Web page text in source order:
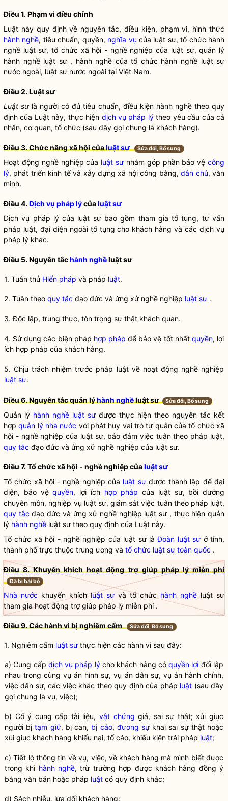
Điều 1. Phạm vi điều chỉnh
Luật này quy định về nguyên tắc, điều kiện, phạm vi, hình thức
hành nghề, tiêu chuẩn, quyền, nghĩa vụ của luật sư, tổ chức hành
nghề luật sư, tổ chức xã hội - nghề nghiệp của luật sư, quản lý
hành nghề luật sư, hành nghề của tổ chức hành nghề luật sư
nước ngoài, luật sư nước ngoài tại Việt Nam.
Điều 2.Luật sư
Luật sưlà người có đủ tiêu chuẩn, điều kiện hành nghềtheo quy
định của Luật này, thực hiện dịch vụ pháp lýtheo yêu cầu của cá
nhân, cơ quan, tổ chức (sau đây gọi chung là khách hàng).
Điều 3. Chức năng xã hội củaluật sư Sửa đổi, Bổ sung
Hoạt động nghề nghiệp của luật sư nhằm góp phần bảo vệcông
lý, phát triển kinh tế và xây dựng xã hội công bằng,dân chủ, văn
minh.
Điều 4.Dịch vụ pháp lýcủaluật sư
Dịch vụ pháp lýcủa luật sưbao gồm tham gia tố tụng, tư vấn
pháp luật, đại diện ngoài tố tụng cho khách hàng và cácdịch vụ
pháp lý khác.
Điều 5. Nguyên tắchành nghềluật sư
1. Tuân thủ Hiến pháp và pháp luật.
2. Tuân theo quy tắc đạo đức và ứng xử nghề nghiệp luật sư .
3. Độc lập, trung thực, tôn trọng sự thật khách quan.
4. Sử dụng các biện pháp hợp pháp để bảo vệ tốt nhất quyền, lợi
ích hợp pháp của khách hàng.
5. Chịu trách nhiệm trước pháp luật về hoạt động nghề nghiệp
luật sư.
Điều 6. Nguyên tắc quản lýhành nghềluật sư Sửa đổi, Bổ sung
Quản lý hành nghề luật sư được thực hiện theo nguyên tắc kết
hợpquản lý nhà nước với phát huy vai trò tự quản của tổ chức xã
hội - nghề nghiệp của luật sư, bảo đảm việc tuân theo pháp luật,
quy tắc đạo đức và ứng xử nghề nghiệp của luật sư.
Điều 7. Tổ chức xã hội - nghề nghiệp củaluật sư
Tổ chức xã hội - nghề nghiệp của luật sưđược thành lập để đại
diện, bảo vệquyền, lợi ích hợp pháp của luật sư, bồi dưỡng
chuyên môn, nghiệp vụ luật sư, giám sát việc tuân theo pháp luật,
quy tắc đạo đức và ứng xử nghề nghiệp luật sư , thực hiện quản
lý hành nghề luật sư theo quy định của Luật này.
Tổ chức xã hội - nghề nghiệp của luật sư làĐoàn luật sư ở tỉnh,
thành phố trực thuộc trung ương và tổ chức luật sư toàn quốc .
Điều 8. Khuyến khích hoạt động trợ giúp pháp lý miễn phí
Đã bị bãi bỏ
Nhà nước khuyến khíchluật sư và tổ chức hành nghề luật sư
tham gia hoạt động trợ giúp pháp lý miễn phí .
Điều 9. Các hành vi bị nghiêm cấm Sửa đổi, Bổ sung
1. Nghiêm cấm luật sư thực hiện các hành vi sau đây:
a) Cung cấp dịch vụ pháp lýcho khách hàng cóquyền lợi đối lập
nhau trong cùng vụ án hình sự, vụ án dân sự, vụ án hành chính,
việc dân sự, các việc khác theo quy định của pháp luật (sau đây
gọi chung là vụ, việc);
b) Cố ý cung cấp tài liệu, vật chứng giả, sai sự thật; xúi giục
người bịtạm giữ, bị can, bị cáo, đương sựkhai sai sự thật hoặc
xúi giục khách hàng khiếu nại, tố cáo, khiếu kiện trái pháp luật;
c) Tiết lộ thông tin về vụ, việc, về khách hàng mà mình biết được
trong khi hành nghề, trừ trường hợp được khách hàng đồng ý
bằng văn bản hoặc pháp luật có quy định khác;
d) Sách nhiễu, lừa dối khách hàng;